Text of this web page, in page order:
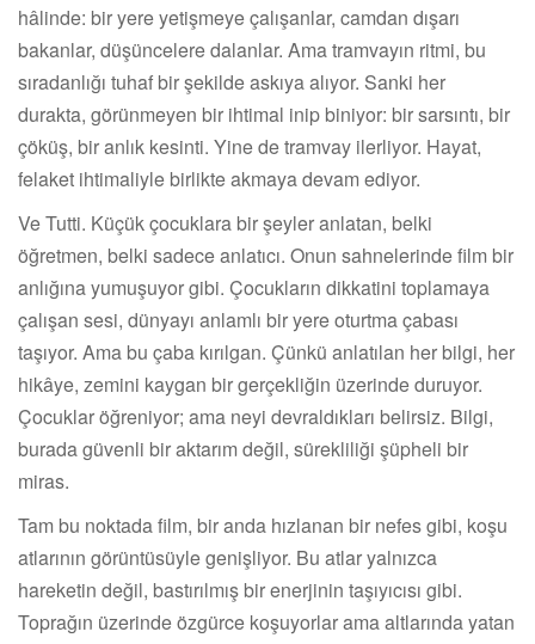
hâlinde: bir yere yetişmeye çalışanlar, camdan dışarı
bakanlar, düşüncelere dalanlar. Ama tramvayın ritmi, bu
sıradanlığı tuhaf bir şekilde askıya alıyor. Sanki her
durakta, görünmeyen bir ihtimal inip biniyor: bir sarsıntı, bir
çöküş, bir anlık kesinti. Yine de tramvay ilerliyor. Hayat,
felaket ihtimaliyle birlikte akmaya devam ediyor.
Ve Tutti. Küçük çocuklara bir şeyler anlatan, belki
öğretmen, belki sadece anlatıcı. Onun sahnelerinde film bir
anlığına yumuşuyor gibi. Çocukların dikkatini toplamaya
çalışan sesi, dünyayı anlamlı bir yere oturtma çabası
taşıyor. Ama bu çaba kırılgan. Çünkü anlatılan her bilgi, her
hikâye, zemini kaygan bir gerçekliğin üzerinde duruyor.
Çocuklar öğreniyor; ama neyi devraldıkları belirsiz. Bilgi,
burada güvenli bir aktarım değil, sürekliliği şüpheli bir
miras.
Tam bu noktada film, bir anda hızlanan bir nefes gibi, koşu
atlarının görüntüsüyle genişliyor. Bu atlar yalnızca
hareketin değil, bastırılmış bir enerjinin taşıyıcısı gibi.
Toprağın üzerinde özgürce koşuyorlar ama altlarında yatan